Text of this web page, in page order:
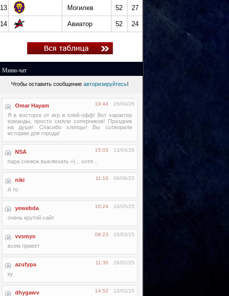
13 Могилев 52 27
14 Авиатор 52 24
Мини-чат
Чтобы оставить сообщение авторизируйтесь!
Omar Hayam 26/04/26
19:44
Я в восторге от игр в плей-офф! Вот характер
команды, просто смяли соперников! Праздник
на душе! Спасибо хлопцы! Вы сотворили
историю для города!
NSA 13/04/26
15:03
пара снежок выключать =)... хотя...
niki 06/06/25
11:10
А то
yewebda 16/05/25
10:24
очень крутой сайт
vvsmyo 20/03/25
08:23
всем привет
azufypa 28/02/25
11:30
ку
dhygawv 12/02/25
14:52